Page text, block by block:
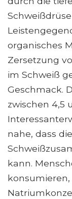
organisches
Zersetzung
im Schweiß
Geschmack.
zwischen 4,5
nahe, dass
kann.